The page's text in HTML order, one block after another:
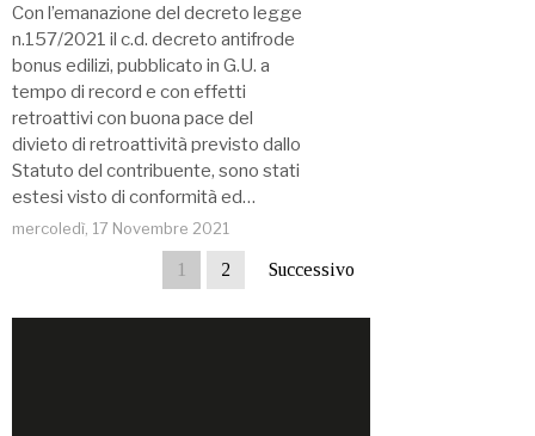
Con l’emanazione del decreto legge
n.157/2021 il c.d. decreto antifrode
bonus edilizi, pubblicato in G.U. a
tempo di record e con effetti
retroattivi con buona pace del
divieto di retroattività previsto dallo
Statuto del contribuente, sono stati
estesi visto di conformità ed…
mercoledì, 17 Novembre 2021
1 2 Successivo